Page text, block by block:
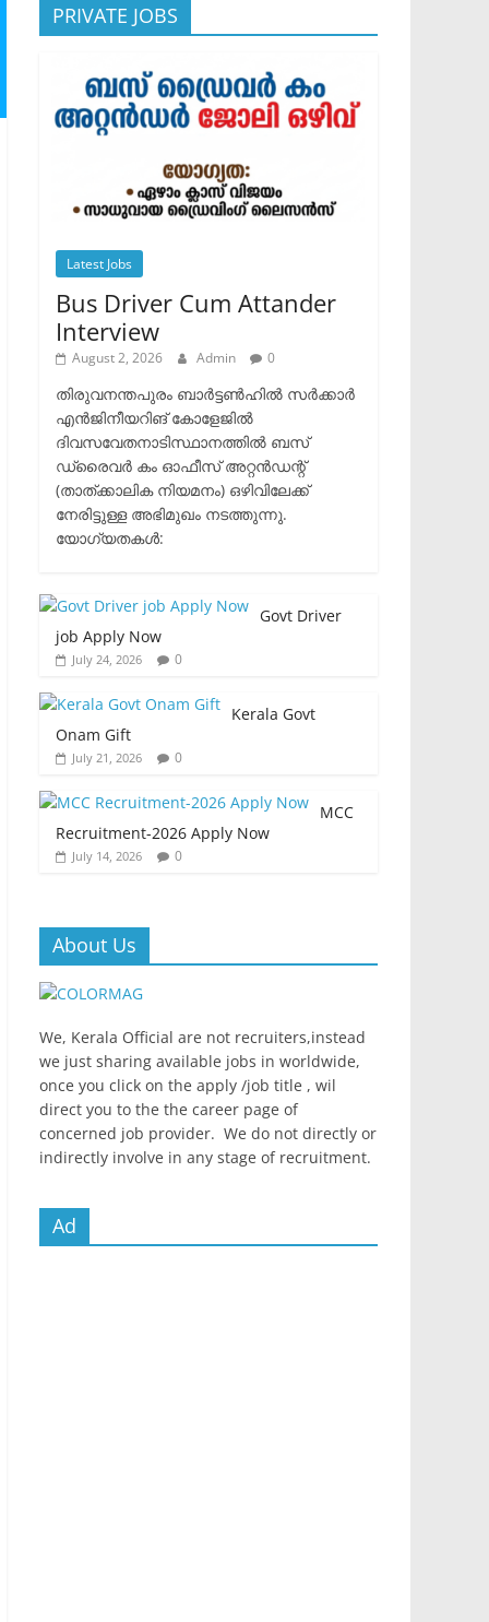
PRIVATE JOBS
Latest Jobs
Bus Driver Cum Attander
Interview
August 2, 2026 Admin 0
തിരുവനന്തപുരം ബാർട്ടൺഹിൽ സർക്കാർ
എൻജിനീയറിങ് കോളേജിൽ
ദിവസവേതനാടിസ്ഥാനത്തിൽ ബസ്
ഡ്രൈവർ കം ഓഫീസ് അറ്റൻഡന്റ്
(താത്ക്കാലിക നിയമനം) ഒഴിവിലേക്ക്
നേരിട്ടുള്ള അഭിമുഖം നടത്തുന്നു.​
യോഗ്യതകൾ:
Govt Driver
job Apply Now
July 24, 2026 0
Kerala Govt
Onam Gift
July 21, 2026 0
MCC
Recruitment-2026 Apply Now
July 14, 2026 0
About Us
We, Kerala Official are not recruiters,instead
we just sharing available jobs in worldwide,
once you click on the apply /job title , wil
direct you to the the career page of
concerned job provider. We do not directly or
indirectly involve in any stage of recruitment.
Ad